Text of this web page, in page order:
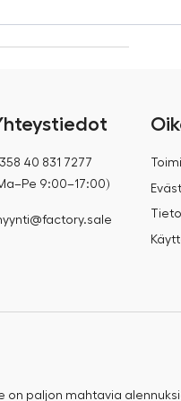
40 831 7277
9:00–17:00)
on paljon mahtavia